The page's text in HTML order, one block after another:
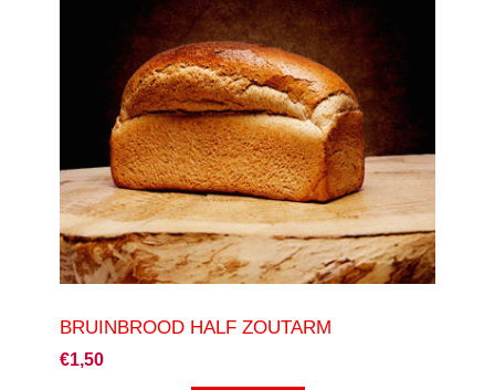
BRUINBROOD HALF ZOUTARM
€1,50